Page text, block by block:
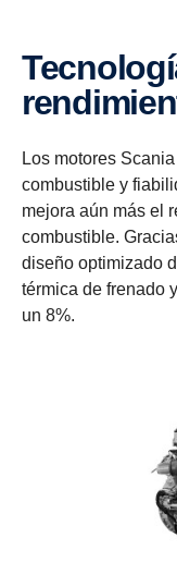
Tecno­lo­gías de motor y
Los motores
combustible y
mejora aún más el
combustible.
diseño optimizado
térmica de frenado
un 8%.